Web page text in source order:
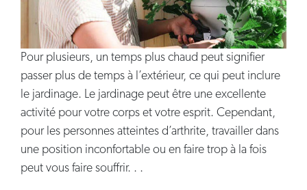
Pour plusieurs, un temps plus chaud peut signifier
passer plus de temps à l’extérieur, ce qui peut inclure
le jardinage. Le jardinage peut être une excellente
activité pour votre corps et votre esprit. Cependant,
pour les personnes atteintes d’arthrite, travailler dans
une position inconfortable ou en faire trop à la fois
peut vous faire souffrir. . .